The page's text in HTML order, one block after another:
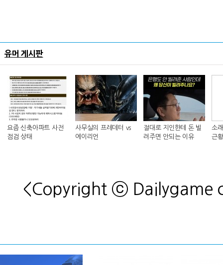
유머 게시판
요즘 신축아파트 사전
점검 상태
사무실의 프레데터 vs
에이리언
절대로 지인한테 돈 빌
려주면 안되는 이유
소
근
<Copyright ⓒ Dailygame